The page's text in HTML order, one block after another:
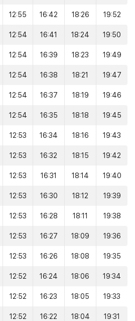
12:55 16:42 18:26 19:52
12:54 16:41 18:24 19:50
12:54 16:39 18:23 19:49
12:54 16:38 18:21 19:47
12:54 16:37 18:19 19:46
12:54 16:35 18:18 19:45
12:53 16:34 18:16 19:43
12:53 16:32 18:15 19:42
12:53 16:31 18:14 19:40
12:53 16:30 18:12 19:39
12:53 16:28 18:11 19:38
12:53 16:27 18:09 19:36
12:53 16:26 18:08 19:35
12:52 16:24 18:06 19:34
12:52 16:23 18:05 19:33
12:52 16:22 18:04 19:31